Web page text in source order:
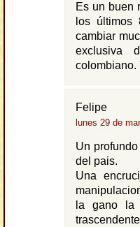
Es un buen
los últimos
cambiar
exclusiva
Felipe
lunes 29 de
Un
del pais.
Una
la gano la